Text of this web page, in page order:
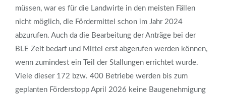
müssen, war es für die Landwirte in den meisten Fällen
nicht möglich, die Fördermittel schon im Jahr 2024
abzurufen. Auch da die Bearbeitung der Anträge bei der
BLE Zeit bedarf und Mittel erst abgerufen werden können,
wenn zumindest ein Teil der Stallungen errichtet wurde.
Viele dieser 172 bzw. 400 Betriebe werden bis zum
geplanten Förderstopp April 2026 keine Baugenehmigung